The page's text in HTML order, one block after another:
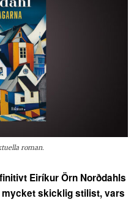
roman.
Eiríkur Örn Norðdahls
mycket skicklig stilist, vars